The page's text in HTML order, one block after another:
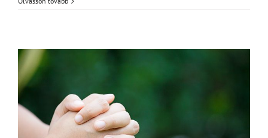
hittantáborról